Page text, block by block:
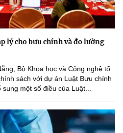
lý cho bưu chính và đo lường
Bộ Khoa học và Công nghệ tổ
sách với dự án Luật Bưu chính
một số điều của Luật...